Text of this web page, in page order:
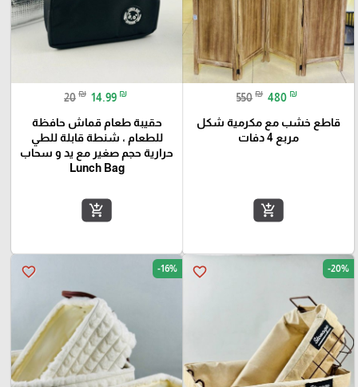
550 ₪ 480 ₪
قاطع خشب مع مكرمية شكل
مربع 4 دفات
add_shopping_cart
20 ₪ 14.99 ₪
حقيبة طعام قماش حافظة
للطعام ، شنطة قابلة للطي
حرارية حجم صغير مع يد و سحاب
Lunch Bag
add_shopping_cart
favorite_border -20%
favorite_border -16%